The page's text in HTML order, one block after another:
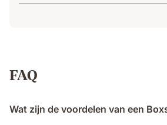
FAQ
Wat zijn de voordelen van een